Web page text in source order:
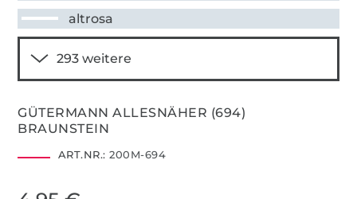
altrosa
GÜTERMANN ALLESNÄHER (694)
BRAUNSTEIN
ART.NR.: 200M-694